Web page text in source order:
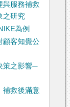
與服務補救
之研究
為例
顧客知覺公
策之影響─
補救後滿意